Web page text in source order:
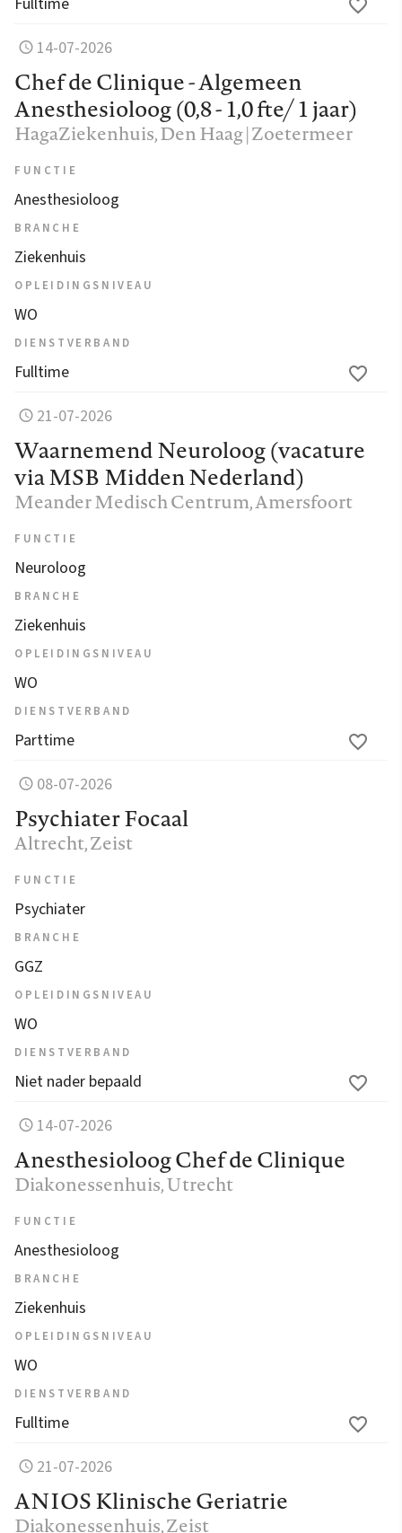
14-07-2026
Chef de Clinique - Algemeen
Anesthesioloog (0,8 - 1,0 fte/ 1 jaar)
HagaZiekenhuis, Den Haag | Zoetermeer
FUNCTIE
Anesthesioloog
BRANCHE
Ziekenhuis
OPLEIDINGSNIVEAU
WO
DIENSTVERBAND
Fulltime
21-07-2026
Waarnemend Neuroloog (vacature
via MSB Midden Nederland)
Meander Medisch Centrum, Amersfoort
FUNCTIE
Neuroloog
BRANCHE
Ziekenhuis
OPLEIDINGSNIVEAU
WO
DIENSTVERBAND
Parttime
08-07-2026
Psychiater Focaal
Altrecht, Zeist
FUNCTIE
Psychiater
BRANCHE
GGZ
OPLEIDINGSNIVEAU
WO
DIENSTVERBAND
Niet nader bepaald
14-07-2026
Anesthesioloog Chef de Clinique
Diakonessenhuis, Utrecht
FUNCTIE
Anesthesioloog
BRANCHE
Ziekenhuis
OPLEIDINGSNIVEAU
WO
DIENSTVERBAND
Fulltime
21-07-2026
ANIOS Klinische Geriatrie
Diakonessenhuis, Zeist